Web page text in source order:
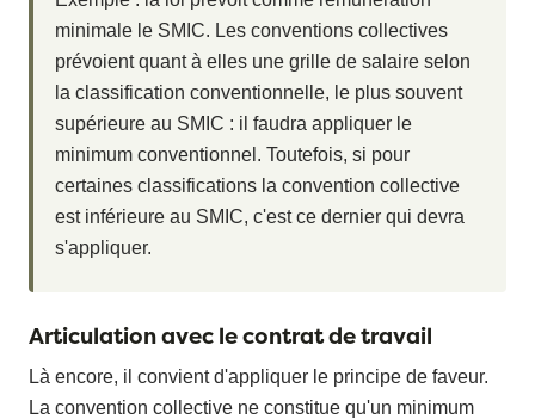
minimale le SMIC. Les conventions collectives
prévoient quant à elles une grille de salaire selon
la classification conventionnelle, le plus souvent
supérieure au SMIC : il faudra appliquer le
minimum conventionnel. Toutefois, si pour
certaines classifications la convention collective
est inférieure au SMIC, c'est ce dernier qui devra
s'appliquer.
Articulation avec le contrat de travail
Là encore, il convient d'appliquer le principe de faveur.
La convention collective ne constitue qu'un minimum